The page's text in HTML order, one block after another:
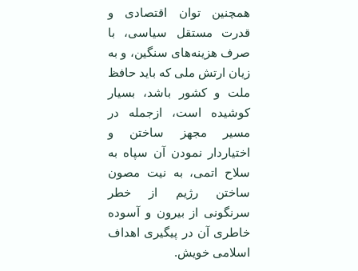
همچنین توان اقتصادی و
قدرت مستقل سیاسی، با
صرف هزینه‌های سنگین، و به
زیان ارتش ملی که باید حافظ
ملت و کشور باشد، بسیار
کوشیده است، ازجمله در
مسیر مجهز ساختن و
اختیاردار نمودن آن سپاه به
سلاح اتمی، به نیت مصون
ساختن رژیم از خطر
سرنگونی از بیرون و آسوده
خاطری آن در پیگیری اهداف
اسلامی خویش.